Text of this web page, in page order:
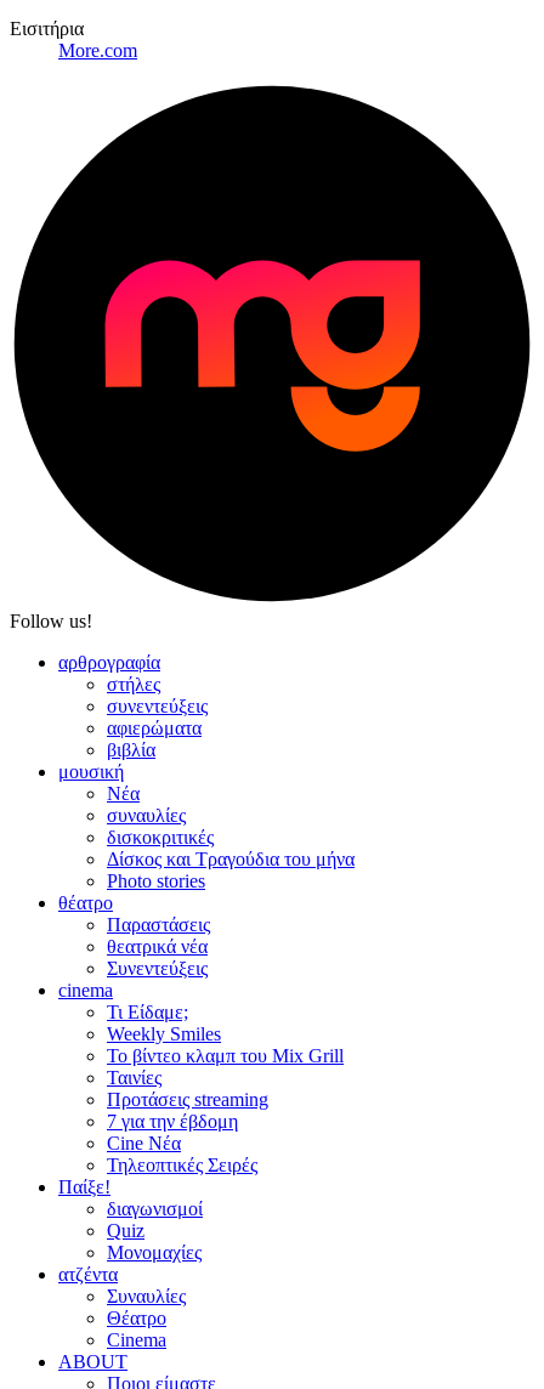
Εισιτήρια
More.com
Follow us!
αρθρογραφία
στήλες
συνεντεύξεις
αφιερώματα
βιβλία
μουσική
Νέα
συναυλίες
δισκοκριτικές
Δίσκος και Τραγούδια του μήνα
Photo stories
θέατρο
Παραστάσεις
θεατρικά νέα
Συνεντεύξεις
cinema
Τι Είδαμε;
Weekly Smiles
Το βίντεο κλαμπ του Mix Grill
Ταινίες
Προτάσεις streaming
7 για την έβδομη
Cine Νέα
Τηλεοπτικές Σειρές
Παίξε!
διαγωνισμοί
Quiz
Μονομαχίες
ατζέντα
Συναυλίες
Θέατρο
Cinema
ABOUT
Ποιοι είμαστε